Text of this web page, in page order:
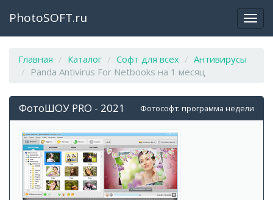
PhotoSOFT.ru
Главная Каталог Софт для всех
Антивирусы
Panda Antivirus For Netbooks на 1 месяц
Фотософт: программа недели
ФотоШОУ PRO - 2021